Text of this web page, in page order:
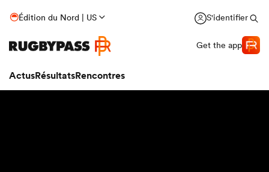
Édition du Nord | US S'identifier
Get the app
ActusRésultatsRencontres